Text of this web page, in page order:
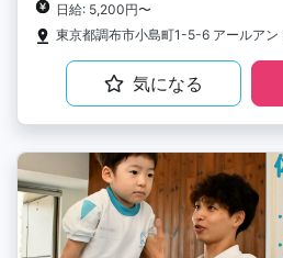
日給: 5,200円〜
気になる